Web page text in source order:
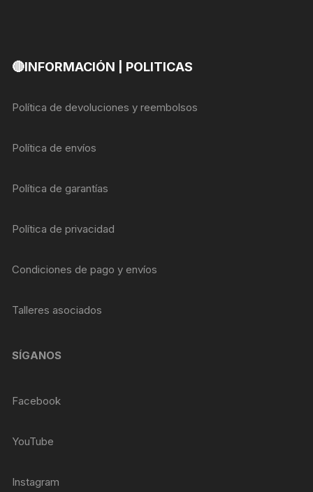
🔴INFORMACIÓN | POLITICAS
Política de devoluciones y reembolsos
Política de envíos
Política de garantías
Política de privacidad
Condiciones de pago y envíos
Talleres asociados
SÍGANOS
Facebook
YouTube
Instagram